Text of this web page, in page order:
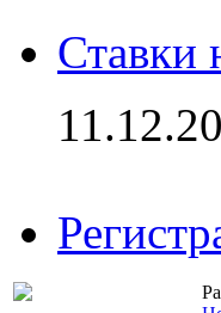
Ставки